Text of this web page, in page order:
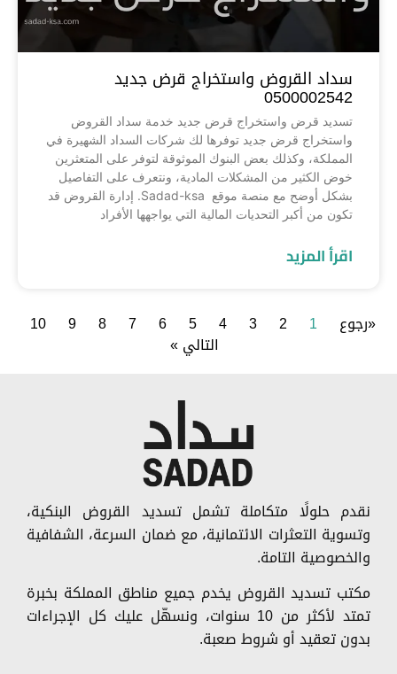
سداد القروض واستخراج قرض جديد
0500002542
تسديد قرض واستخراج قرض جديد خدمة سداد القروض
واستخراج قرض جديد توفرها لك شركات السداد الشهيرة في
المملكة، وكذلك بعض البنوك الموثوقة لتوفر على المتعثرين
خوض الكثير من المشكلات المادية، ونتعرف على التفاصيل
بشكل أوضح مع منصة موقع Sadad-ksa. إدارة القروض قد
تكون من أكبر التحديات المالية التي يواجهها الأفراد
اقرأ المزيد
«رجوع 1
2
3
4
5
6
7
8
9
10
التالي »
نقدم حلولًا متكاملة تشمل تسديد القروض البنكية،
وتسوية التعثرات الائتمانية، مع ضمان السرعة، الشفافية
والخصوصية التامة.
مكتب تسديد القروض يخدم جميع مناطق المملكة بخبرة
تمتد لأكثر من 10 سنوات، ونسهّل عليك كل الإجراءات
بدون تعقيد أو شروط صعبة.